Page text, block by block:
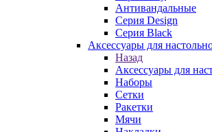
Антивандальные
Серия Design
Серия Black
Аксессуары для
Назад
Аксессуары для
Наборы
Сетки
Ракетки
Мячи